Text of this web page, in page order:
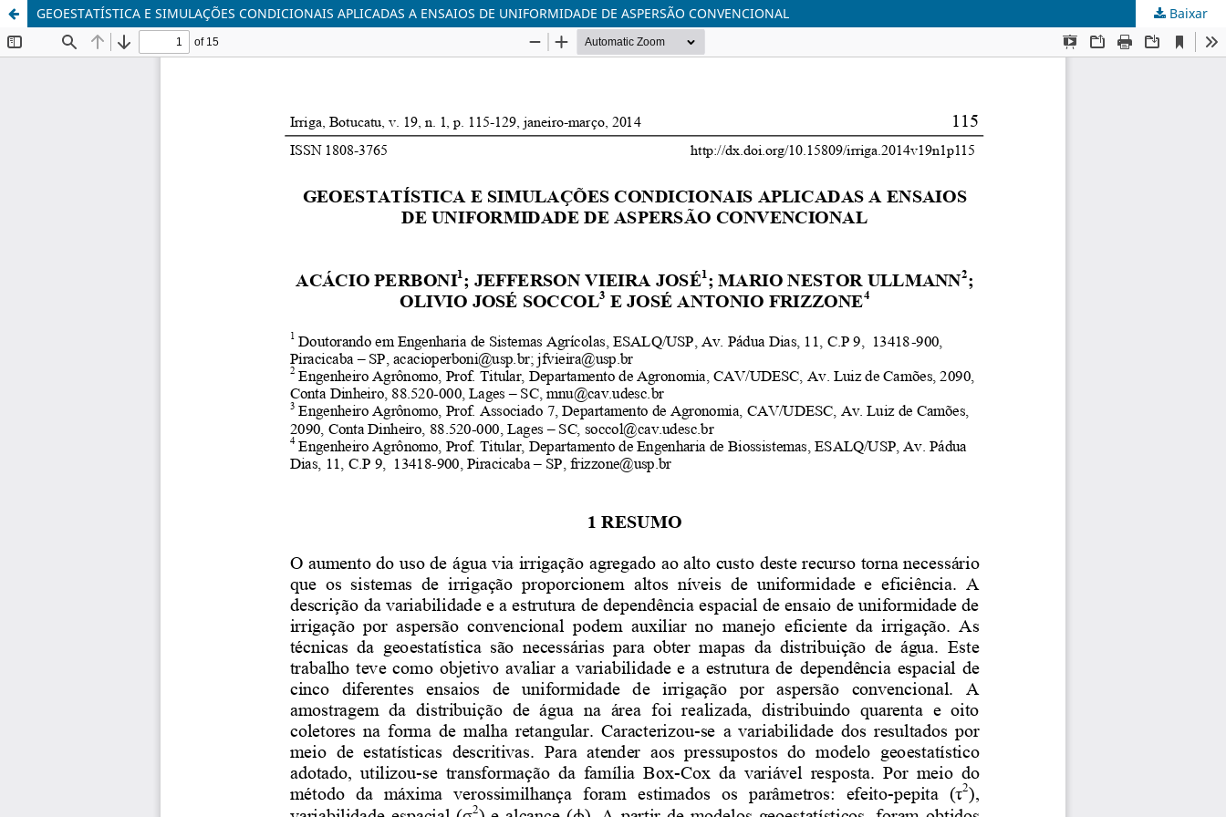
GEOESTATÍSTICA E SIMULAÇÕES CONDICIONAIS APLICADAS A ENSAIOS DE UNIFORMIDADE DE ASPERSÃO CONVENCIONAL Baixar